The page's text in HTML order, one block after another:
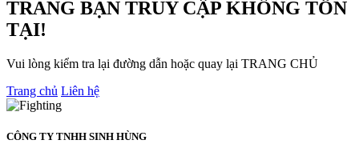
TRANG BẠN TRUY CẬP KHÔNG TỒN
TẠI!
Vui lòng kiểm tra lại đường dẫn hoặc quay lại TRANG CHỦ
Trang chủ Liên hệ
CÔNG TY TNHH SINH HÙNG